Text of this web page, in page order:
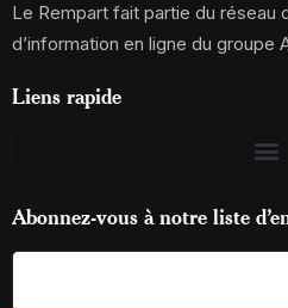
Le Rempart fait partie du réseau
d’information en ligne du groupe
Liens rapide
Abonnez-vous à notre liste